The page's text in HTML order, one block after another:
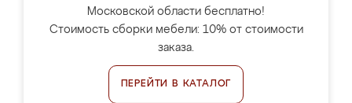
Московской области бесплатно!
Стоимость сборки мебели: 10% от стоимости
заказа.
ПЕРЕЙТИ В КАТАЛОГ